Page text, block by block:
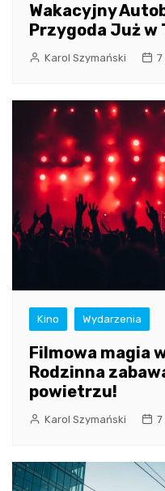
Wakacyjny
Przygoda Już w
Karol Szymański 7
Kino Wydarzenia
Filmowa magia
Rodzinna
powietrzu!
Karol Szymański 7